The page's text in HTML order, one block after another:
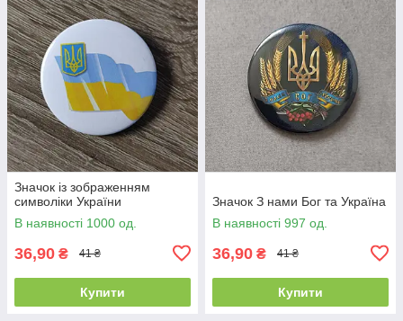
Значок із зображенням
символіки України
В наявності 1000 од.
36,90 ₴ 41 ₴
Купити
Значок З нами Бог та Україна
В наявності 997 од.
36,90 ₴ 41 ₴
Купити